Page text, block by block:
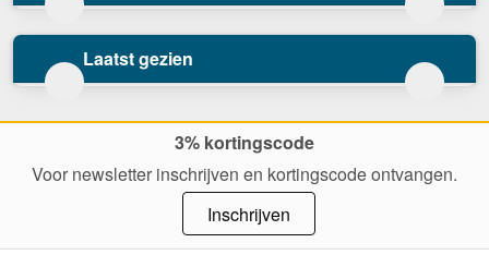
Laatst gezien
3% kortingscode
Voor newsletter inschrijven en kortingscode ontvangen.
Inschrijven